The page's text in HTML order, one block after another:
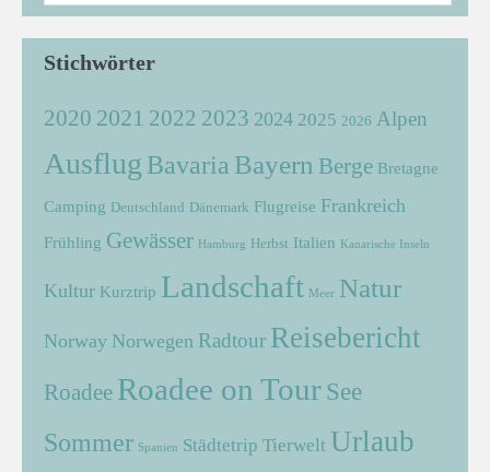
Stichwörter
2020 2021 2022 2023 2024 2025 2026 Alpen
Ausflug Bavaria Bayern Berge Bretagne
Camping Deutschland Dänemark Flugreise Frankreich
Frühling Gewässer Hamburg Herbst Italien Kanarische Inseln
Kultur Kurztrip Landschaft Meer Natur
Norway Norwegen Radtour Reisebericht
Roadee Roadee on Tour See
Sommer Spanien Städtetrip Tierwelt Urlaub